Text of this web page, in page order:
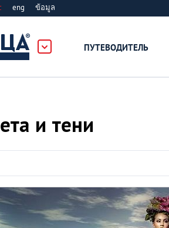
eng ข้อมูล
ПУТЕВОДИТЕЛЬ
и тени